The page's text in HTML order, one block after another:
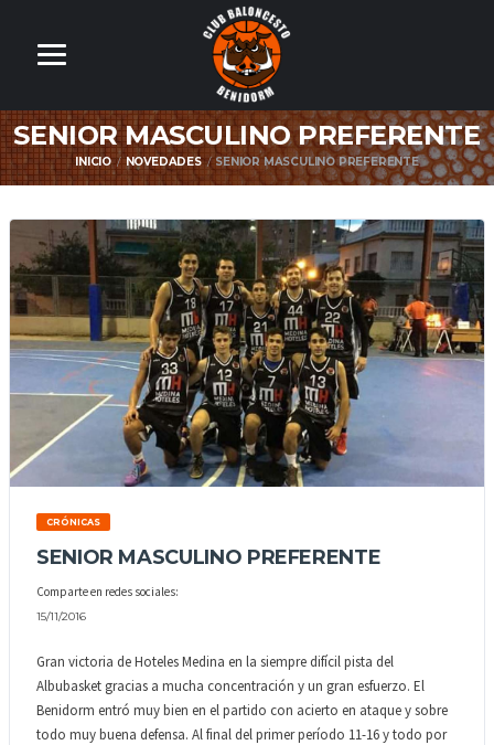
SENIOR MASCULINO PREFERENTE
INICIO NOVEDADES SENIOR MASCULINO PREFERENTE
CRÓNICAS
SENIOR MASCULINO PREFERENTE
Comparte en redes sociales:
15/11/2016
Gran victoria de Hoteles Medina en la siempre difícil pista del
Albubasket gracias a mucha concentración y un gran esfuerzo. El
Benidorm entró muy bien en el partido con acierto en ataque y sobre
todo muy buena defensa. Al final del primer período 11-16 y todo por